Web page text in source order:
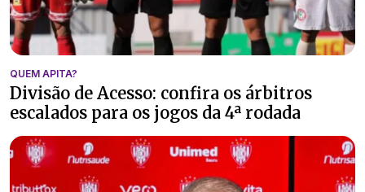
QUEM APITA?
Divisão de Acesso: confira os árbitros
escalados para os jogos da 4ª rodada